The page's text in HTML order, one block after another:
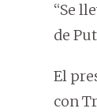
“Se
de
El
con